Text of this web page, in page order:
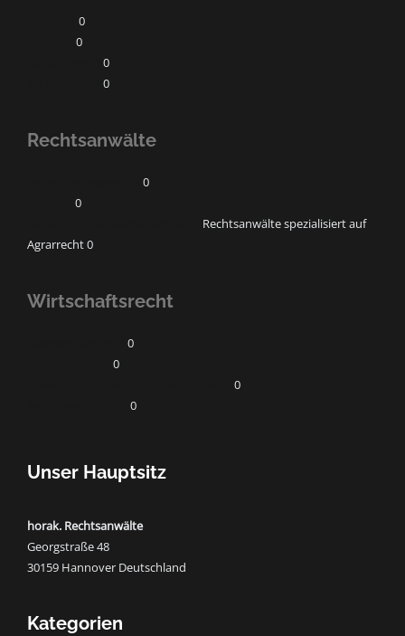
0
0
0
0
Rechtsanwälte
0
0
Rechtsanwälte spezialisiert auf
Agrarrecht 0
Wirtschaftsrecht
0
0
0
0
Unser Hauptsitz
horak. Rechtsanwälte
Georgstraße 48
30159 Hannover Deutschland
Kategorien